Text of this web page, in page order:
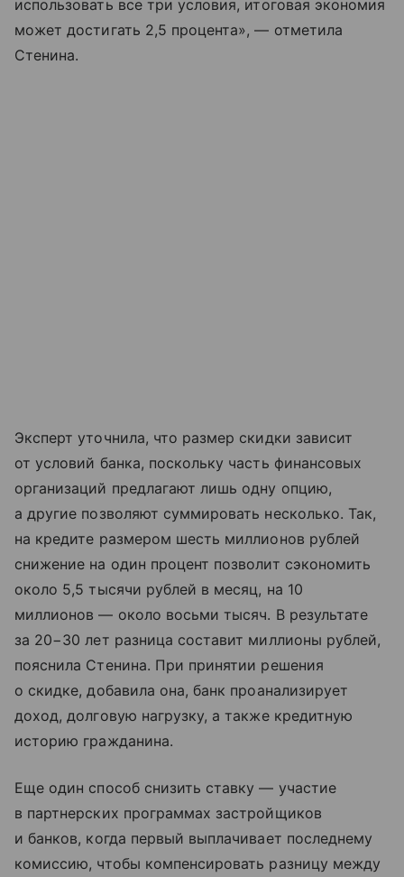
использовать все три условия, итоговая экономия
может достигать 2,5 процента», — отметила
Стенина.
Эксперт уточнила, что размер скидки зависит
от условий банка, поскольку часть финансовых
организаций предлагают лишь одну опцию,
а другие позволяют суммировать несколько. Так,
на кредите размером шесть миллионов рублей
снижение на один процент позволит сэкономить
около 5,5 тысячи рублей в месяц, на 10
миллионов — около восьми тысяч. В результате
за 20−30 лет разница составит миллионы рублей,
пояснила Стенина. При принятии решения
о скидке, добавила она, банк проанализирует
доход, долговую нагрузку, а также кредитную
историю гражданина.
Еще один способ снизить ставку — участие
в партнерских программах застройщиков
и банков, когда первый выплачивает последнему
комиссию, чтобы компенсировать разницу между